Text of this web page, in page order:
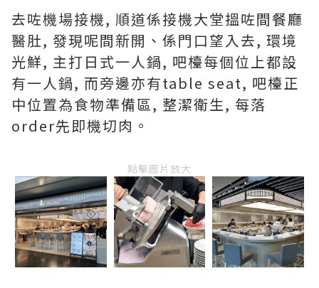
去咗機場接機, 順道係接機大堂搵咗間餐廳
醫肚, 發現呢間新開、係門口望入去, 環境
光鮮, 主打日式一人鍋, 吧檯每個位上都設
有一人鍋, 而旁邊亦有table seat, 吧檯正
中位置為食物準備區, 整潔衛生, 每落
order先即機切肉。
點擊圖片放大